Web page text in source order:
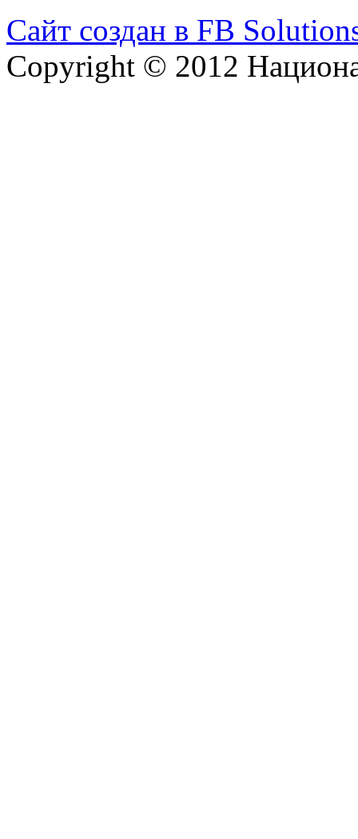
Сайт создан в FB
Copyright © 2012